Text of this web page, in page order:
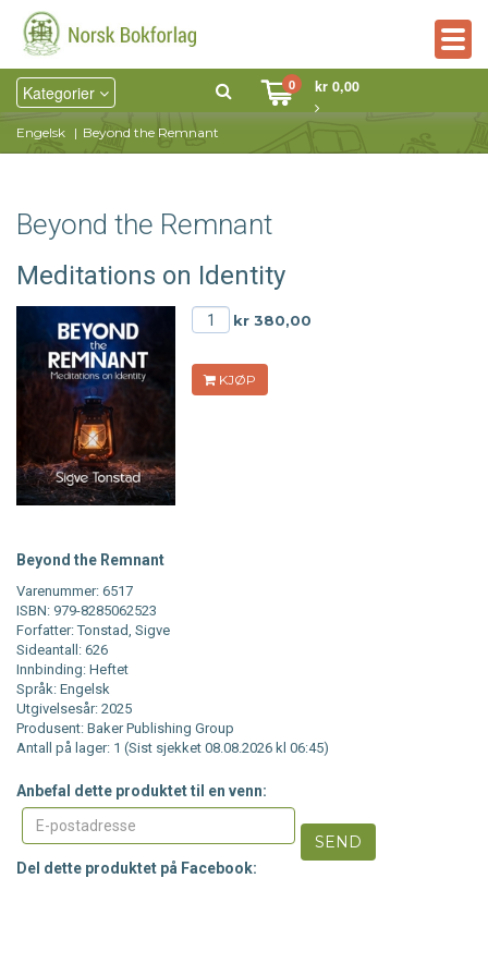
Kategorier
0 kr 0,00
Engelsk Beyond the Remnant
Beyond the Remnant
Meditations on Identity
kr 380,00
KJØP
Beyond the Remnant
Varenummer: 6517
ISBN: 979-8285062523
Forfatter: Tonstad, Sigve
Sideantall: 626
Innbinding: Heftet
Språk: Engelsk
Utgivelsesår: 2025
Produsent: Baker Publishing Group
Antall på lager: 1 (Sist sjekket 08.08.2026 kl 06:45)
Anbefal dette produktet til en venn:
SEND
Del dette produktet på Facebook: